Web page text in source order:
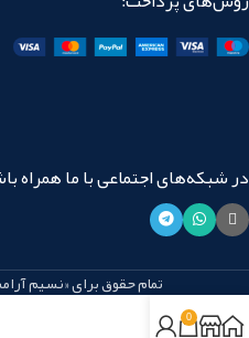
در شبکه‌های اجتماعی با ما همراه
تمام حقوق برای «نسیم
0